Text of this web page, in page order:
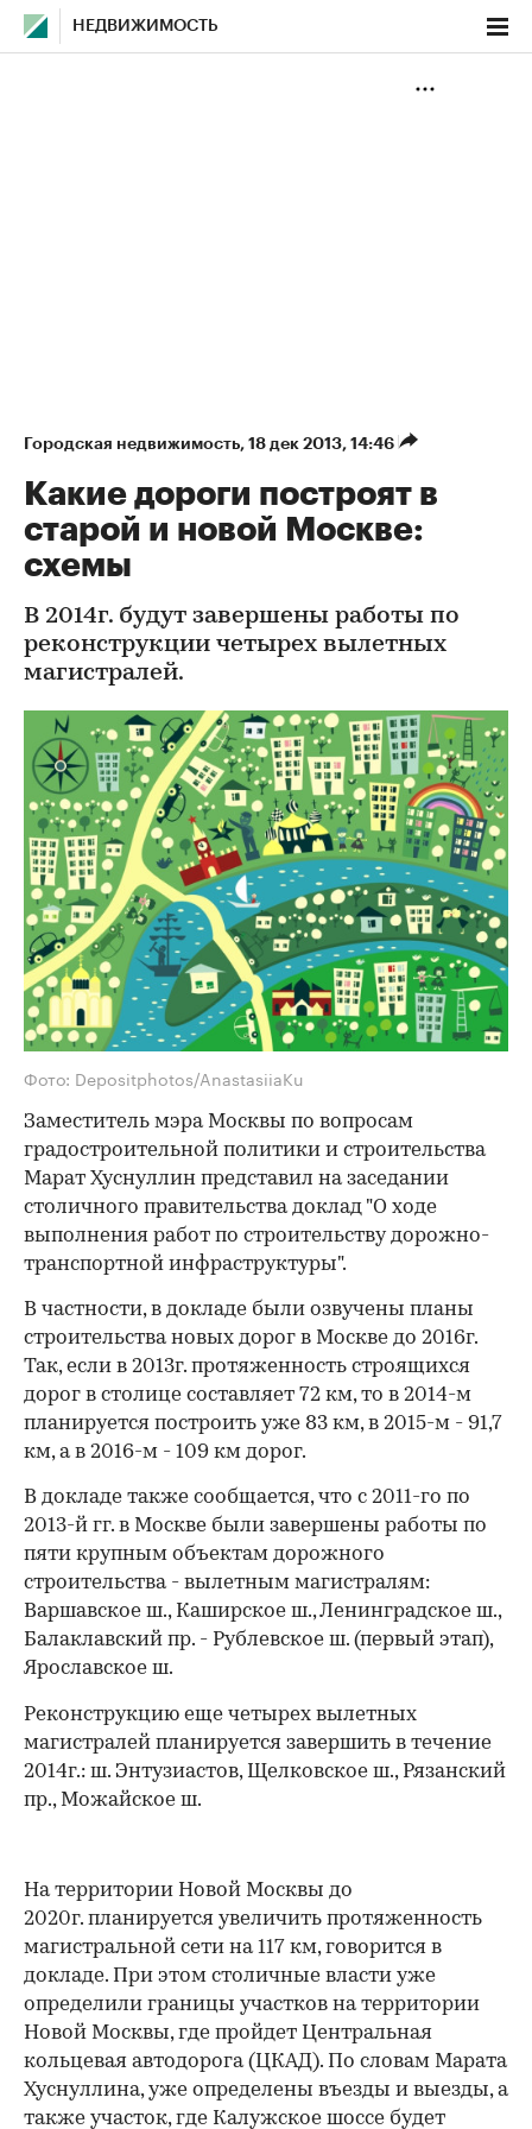
НЕДВИЖИМОСТЬ
Городская недвижимость⁠, 18 дек 2013, 14:46
Какие дороги построят в
старой и новой Москве:
схемы
В 2014г. будут завершены работы по
реконструкции четырех вылетных
магистралей.
Фото: Depositphotos/AnastasiiaKu
Заместитель мэра Москвы по вопросам
градостроительной политики и строительства
Марат Хуснуллин представил на заседании
столичного правительства доклад "О ходе
выполнения работ по строительству дорожно-
транспортной инфраструктуры".
В частности, в докладе были озвучены планы
строительства новых дорог в Москве до 2016г.
Так, если в 2013г. протяженность строящихся
дорог в столице составляет 72 км, то в 2014-м
планируется построить уже 83 км, в 2015-м - 91,7
км, а в 2016-м - 109 км дорог.
В докладе также сообщается, что с 2011-го по
2013-й гг. в Москве были завершены работы по
пяти крупным объектам дорожного
строительства - вылетным магистралям:
Варшавское ш., Каширское ш., Ленинградское ш.,
Балаклавский пр. - Рублевское ш. (первый этап),
Ярославское ш.
Реконструкцию еще четырех вылетных
магистралей планируется завершить в течение
2014г.: ш. Энтузиастов, Щелковское ш., Рязанский
пр., Можайское ш.
На территории Новой Москвы до
2020г. планируется увеличить протяженность
магистральной сети на 117 км, говорится в
докладе. При этом столичные власти уже
определили границы участков на территории
Новой Москвы, где пройдет Центральная
кольцевая автодорога (ЦКАД). По словам Марата
Хуснуллина, уже определены въезды и выезды, а
также участок, где Калужское шоссе будет